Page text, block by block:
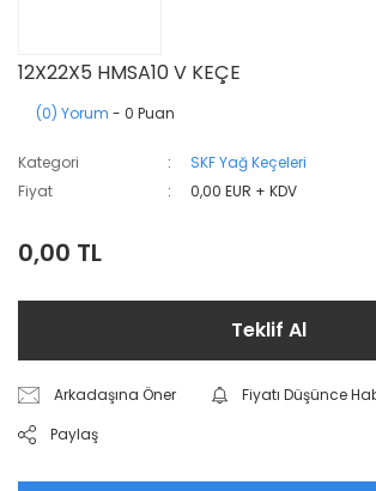
12X22X5 HMSA10 V KEÇE
(0) Yorum - 0 Puan
Kategori
SKF Yağ Keçeleri
Fiyat
0,00 EUR + KDV
0,00 TL
Teklif Al
Arkadaşına Öner
Fiyatı Düşünce
Paylaş